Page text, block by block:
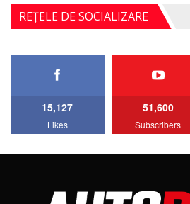
5
Noul Mercedes-Benz
4MATIC V223) / Test
27:33
AutoBlog.MD
15:08
REȚELE DE SOCIALIZARE
15,127
Likes
51,600
Subscribers